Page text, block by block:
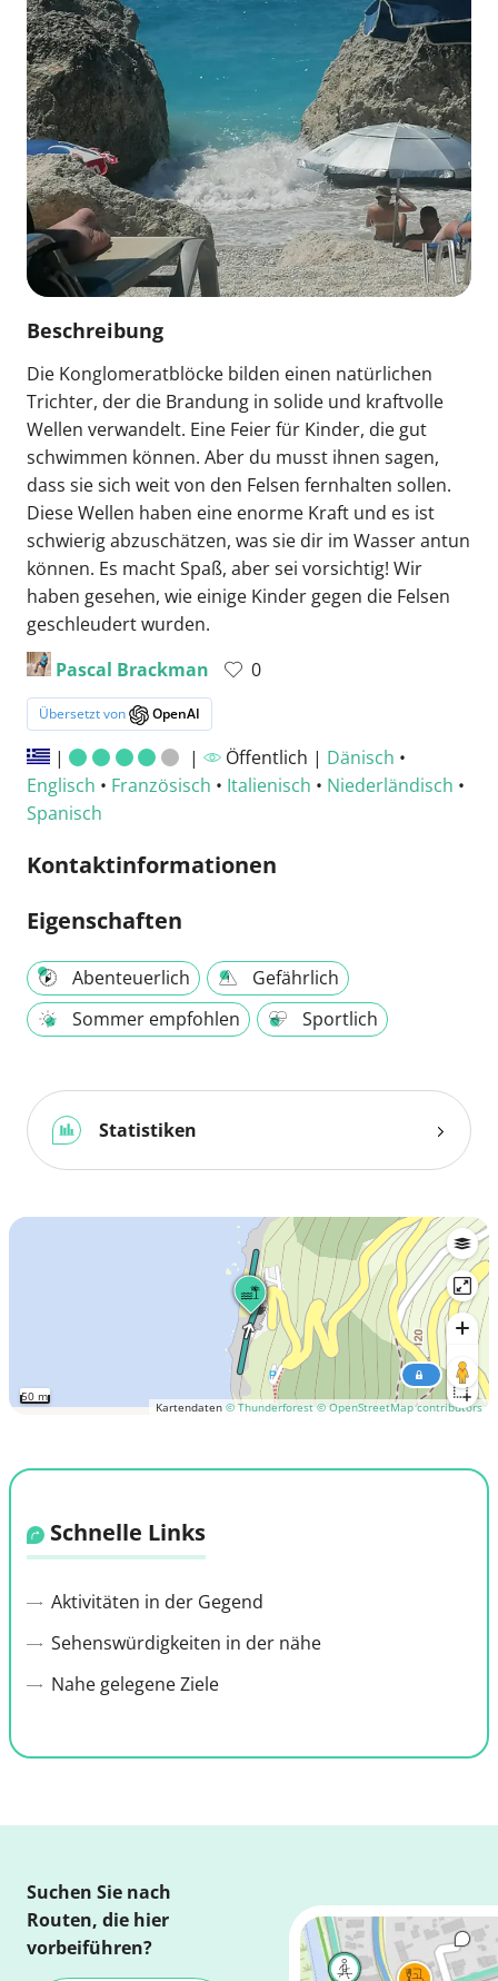
Beschreibung
Die Konglomeratblöcke bilden einen natürlichen
Trichter, der die Brandung in solide und kraftvolle
Wellen verwandelt. Eine Feier für Kinder, die gut
schwimmen können. Aber du musst ihnen sagen,
dass sie sich weit von den Felsen fernhalten sollen.
Diese Wellen haben eine enorme Kraft und es ist
schwierig abzuschätzen, was sie dir im Wasser antun
können. Es macht Spaß, aber sei vorsichtig! Wir
haben gesehen, wie einige Kinder gegen die Felsen
geschleudert wurden.
Pascal Brackman
0
Übersetzt von OpenAI
| | Öffentlich | Dänisch •
Englisch • Französisch • Italienisch • Niederländisch •
Spanisch
Kontaktinformationen
Eigenschaften
Abenteuerlich
Gefährlich
Sommer empfohlen
Sportlich
Statistiken
Kartendaten © Thunderforest © OpenStreetMap contributors
50 m
Schnelle Links
Aktivitäten in der Gegend
Sehenswürdigkeiten in der nähe
Nahe gelegene Ziele
Suchen Sie nach
Routen, die hier
vorbeiführen?